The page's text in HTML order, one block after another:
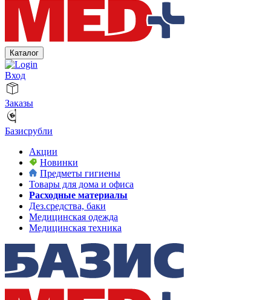
Каталог
Вход
Заказы
Базисрубли
Акции
Новинки
Предметы гигиены
Товары для дома и офиса
Расходные материалы
Дез.средства, баки
Медицинская одежда
Медицинская техника